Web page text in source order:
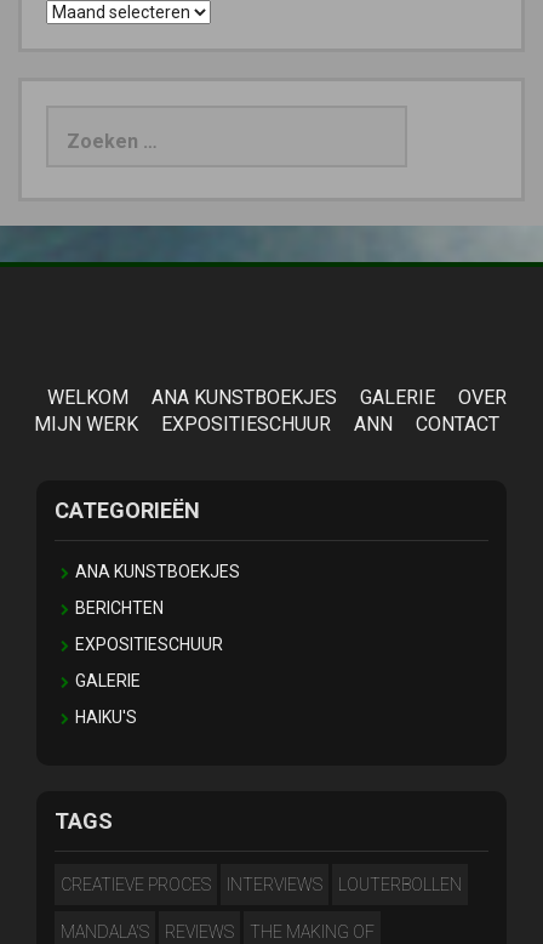
Archieven
WELKOM ANA KUNSTBOEKJES GALERIE
OVER
MIJN WERK
EXPOSITIESCHUUR ANN CONTACT
CATEGORIEËN
ANA KUNSTBOEKJES
BERICHTEN
EXPOSITIESCHUUR
GALERIE
HAIKU'S
TAGS
CREATIEVE PROCES INTERVIEWS LOUTERBOLLEN
MANDALA'S REVIEWS THE MAKING OF